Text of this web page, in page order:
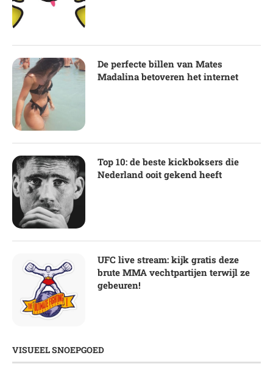
De perfecte billen van Mates
Madalina betoveren het internet
Top 10: de beste kickboksers die
Nederland ooit gekend heeft
UFC live stream: kijk gratis deze
brute MMA vechtpartijen terwijl ze
gebeuren!
VISUEEL SNOEPGOED